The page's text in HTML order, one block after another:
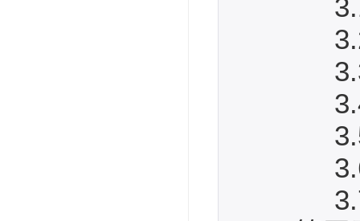
3.1 共
3.2 项
3.3
3.4
3.5
3.6
3.7